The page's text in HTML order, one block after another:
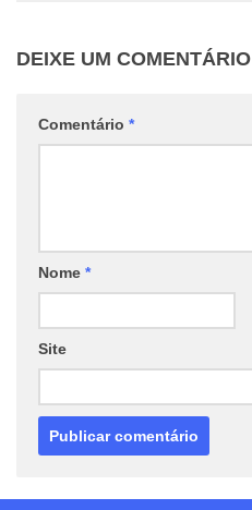
DEIXE UM COMENTÁRIO
Comentário *
Nome *
Site